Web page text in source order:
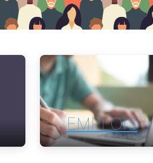
EMPLOIS